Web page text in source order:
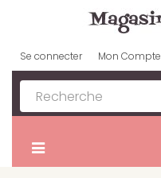
Se connecter Mon Compte